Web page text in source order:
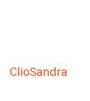
ClioSandra